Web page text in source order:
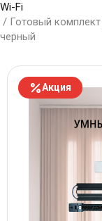
Wi-Fi
/ Готовый комплект
черный
Акция